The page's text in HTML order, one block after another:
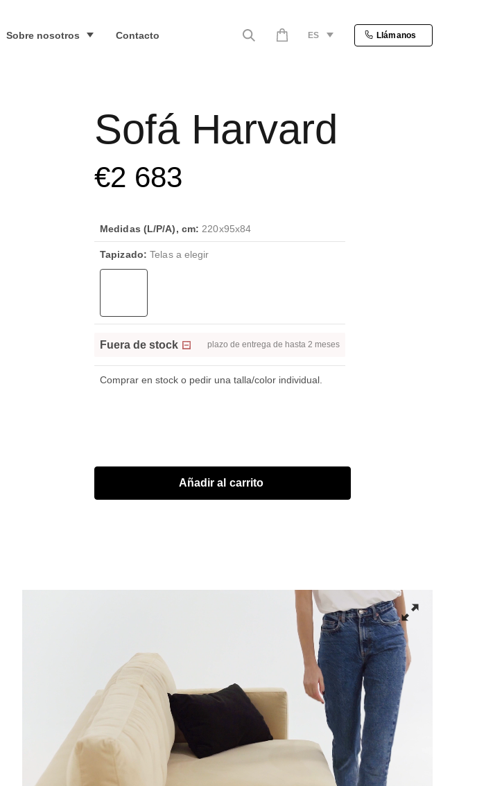
Sobre nosotros Contacto ES Llámanos
Sofá Harvard
€2 683
Medidas (L/P/A), cm: 220x95x84
Tapizado: Telas a elegir
Fuera de stock plazo de entrega de hasta 2 meses
Comprar en stock o pedir una talla/color individual.
Añadir al carrito